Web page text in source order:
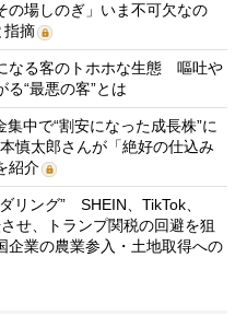
場しのぎ」いま不可欠なの
指摘
なる客のトホホな生態 嘔吐や
“最悪の客”とは
中で“割安になった成長株”に
慎太郎さんが「絶好の仕込み
紹介
リング” SHEIN、TikTok、
せ、トランプ関税の回避を狙
業の農業参入・土地取得への